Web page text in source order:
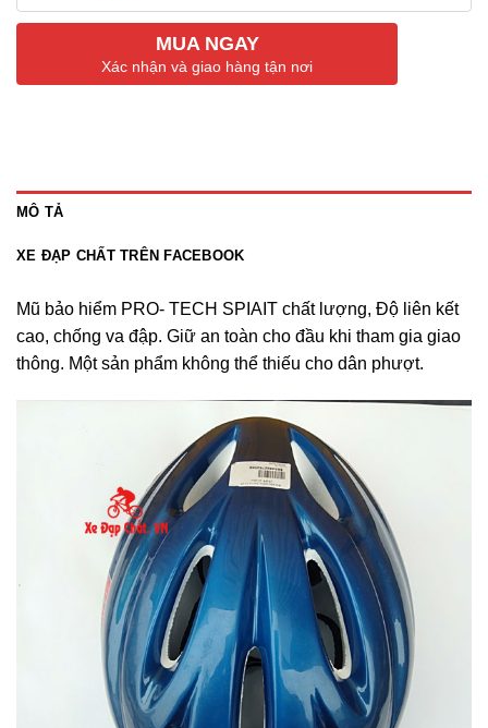
MUA NGAY
Xác nhận và giao hàng tận nơi
MÔ TẢ
XE ĐẠP CHẤT TRÊN FACEBOOK
Mũ bảo hiểm PRO- TECH SPIAIT chất lượng, Độ liên kết
cao, chống va đập. Giữ an toàn cho đầu khi tham gia giao
thông. Một sản phẩm không thể thiếu cho dân phượt.